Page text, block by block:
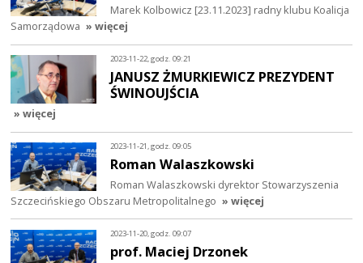
Marek Kolbowicz [23.11.2023] radny klubu Koalicja
Samorządowa » więcej
2023-11-22, godz. 09:21
JANUSZ ŻMURKIEWICZ PREZYDENT
ŚWINOUJŚCIA
» więcej
2023-11-21, godz. 09:05
Roman Walaszkowski
Roman Walaszkowski dyrektor Stowarzyszenia
Szczecińskiego Obszaru Metropolitalnego » więcej
2023-11-20, godz. 09:07
prof. Maciej Drzonek